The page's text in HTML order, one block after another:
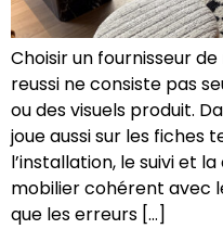
Choisir un fournisseur
reussi ne consiste pas
ou des visuels produit.
joue aussi sur les fiches
l’installation, le suivi et
mobilier cohérent avec
que les erreurs […]